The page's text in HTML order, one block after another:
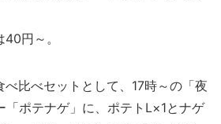
円～。
比べセットとして、17時～の「夜
「ポテナゲ」に、ポテトL×1とナゲ